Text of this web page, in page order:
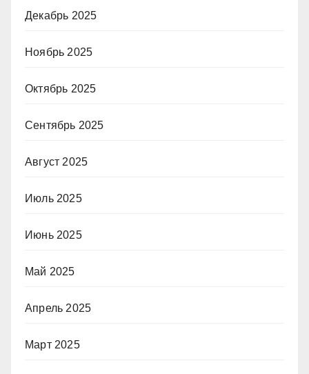
Декабрь 2025
Ноябрь 2025
Октябрь 2025
Сентябрь 2025
Август 2025
Июль 2025
Июнь 2025
Май 2025
Апрель 2025
Март 2025